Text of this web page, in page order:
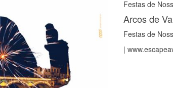
Festas de
Arcos de
Festas de
|